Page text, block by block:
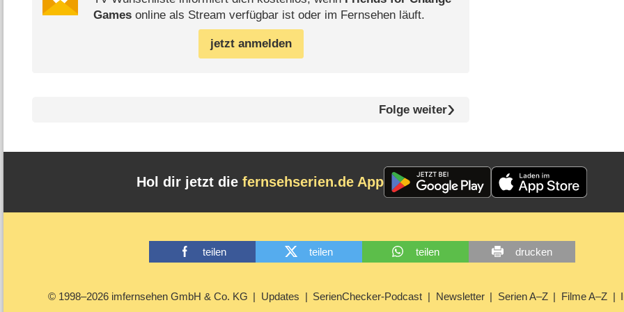
Gamesonline als Stream verfügbar ist oder im Fernsehen läuft.
jetzt anmelden
Folge weiter
Hol dir jetzt die fernsehserien.de App
teilen teilen teilen drucken
© 1998–2026 imfernsehen GmbH & Co. KG Updates SerienChecker-Podcast Newsletter Serien A–Z Filme A–Z